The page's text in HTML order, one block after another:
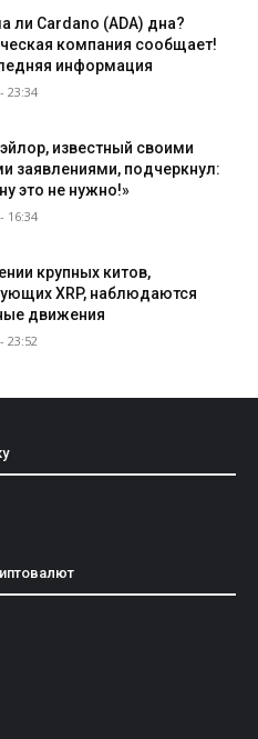
ли Cardano (ADA) дна?
компания сообщает!
информация
23:34
известный своими
заявлениями, подчеркнул:
это не нужно!»
16:34
крупных китов,
XRP, наблюдаются
движения
23:52